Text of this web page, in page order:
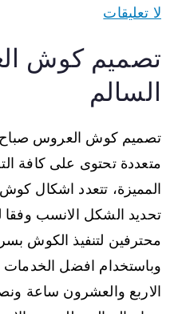
لا تعليقات
تصميم كوش
السالم
تصميم كوش العروس صباح
متعددة تحتوى على كافة
المميزة، تتعدد اشكال كوش
تحديد الشكل الانسب وفقا
محترفين لتنفيذ الكوش
وباستخدام افضل الخدمات
الاربع والعشرون ساعة